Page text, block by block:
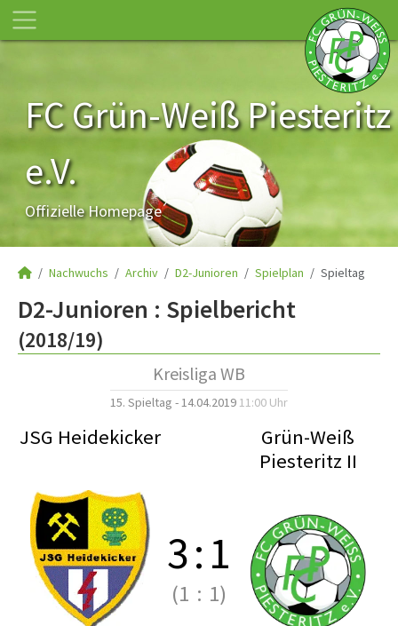
FC Grün-Weiß Piesteritz
e.V.
Offizielle Homepage
Nachwuchs Archiv D2-Junioren Spielplan Spieltag
D2-Junioren : Spielbericht
(2018/19)
Kreisliga WB
15. Spieltag - 14.04.2019 11:00 Uhr
JSG Heidekicker
Grün-Weiß
Piesteritz II
3:1
(1 : 1)